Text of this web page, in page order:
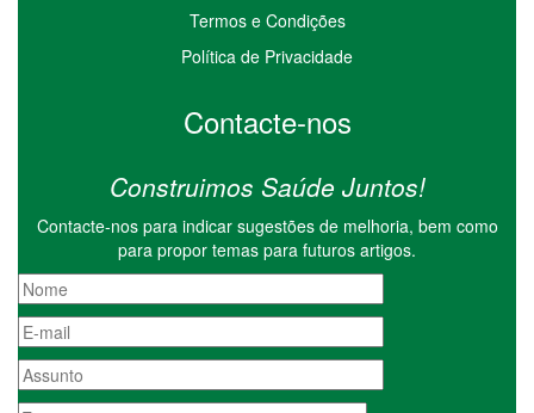
Termos e Condições
Política de Privacidade
Contacte-nos
Construimos Saúde Juntos!
Contacte-nos para indicar sugestões de melhoria, bem como
para propor temas para futuros artigos.